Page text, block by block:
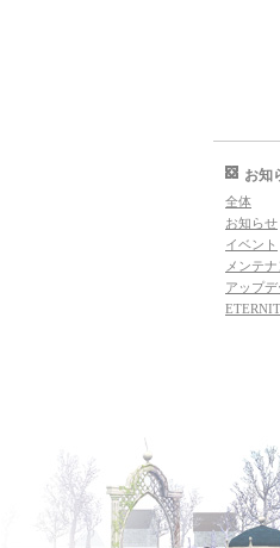
お知
全体
お知らせ
イベント
メンテナ
アップデ